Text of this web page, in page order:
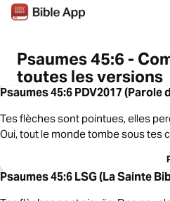
Psaumes 45:6 -
toutes les versions
Psaumes 45:6 PDV2017 (Parole
Tes flèches sont pointues, elles
Oui, tout le monde tombe sous tes
Psaumes 45:6 LSG (La Sainte